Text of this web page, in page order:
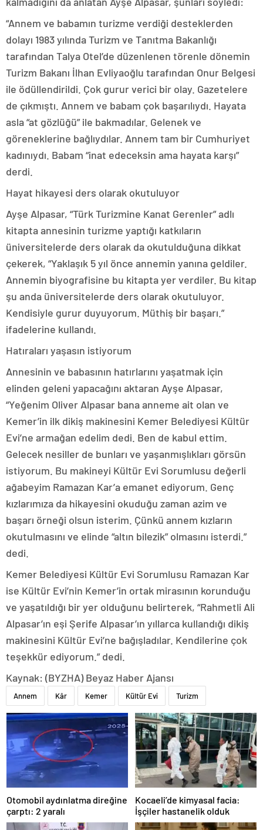
“Annem ve babamın turizme verdiği desteklerden
dolayı 1983 yılında Turizm ve Tanıtma Bakanlığı
tarafından Talya Otel’de düzenlenen törenle dönemin
Turizm Bakanı İlhan Evliyaoğlu tarafından Onur Belgesi
ile ödüllendirildi. Çok gurur verici bir olay. Gazetelere
de çıkmıştı. Annem ve babam çok başarılıydı. Hayata
asla “at gözlüğü” ile bakmadılar. Gelenek ve
göreneklerine bağlıydılar. Annem tam bir Cumhuriyet
kadınıydı. Babam “inat edeceksin ama hayata karşı”
derdi.
Hayat hikayesi ders olarak okutuluyor
Ayşe Alpasar, “Türk Turizmine Kanat Gerenler” adlı
kitapta annesinin turizme yaptığı katkıların
üniversitelerde ders olarak da okutulduğuna dikkat
çekerek, “Yaklaşık 5 yıl önce annemin yanına geldiler.
Annemin biyografisine bu kitapta yer verdiler. Bu kitap
şu anda üniversitelerde ders olarak okutuluyor.
Kendisiyle gurur duyuyorum. Müthiş bir başarı.”
ifadelerine kullandı.
Hatıraları yaşasın istiyorum
Annesinin ve babasının hatırlarını yaşatmak için
elinden geleni yapacağını aktaran Ayşe Alpasar,
“Yeğenim Oliver Alpasar bana anneme ait olan ve
Kemer’in ilk dikiş makinesini Kemer Belediyesi Kültür
Evi’ne armağan edelim dedi. Ben de kabul ettim.
Gelecek nesiller de bunları ve yaşanmışlıkları görsün
istiyorum. Bu makineyi Kültür Evi Sorumlusu değerli
ağabeyim Ramazan Kar’a emanet ediyorum. Genç
kızlarımıza da hikayesini okuduğu zaman azim ve
başarı örneği olsun isterim. Çünkü annem kızların
okutulmasını ve elinde “altın bilezik” olmasını isterdi.”
dedi.
Kemer Belediyesi Kültür Evi Sorumlusu Ramazan Kar
ise Kültür Evi’nin Kemer’in ortak mirasının korunduğu
ve yaşatıldığı bir yer olduğunu belirterek, “Rahmetli Ali
Alpasar’ın eşi Şerife Alpasar’ın yıllarca kullandığı dikiş
makinesini Kültür Evi’ne bağışladılar. Kendilerine çok
teşekkür ediyorum.” dedi.
Kaynak: (BYZHA) Beyaz Haber Ajansı
Annem Kâr Kemer Kültür Evi Turizm
Otomobil aydınlatma direğine
çarptı: 2 yaralı
Kocaeli’de kimyasal facia:
İşçiler hastanelik olduk